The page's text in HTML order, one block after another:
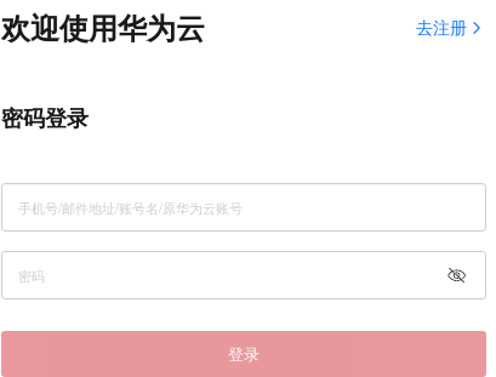
欢迎使用华为云 去注册
密码登录
登录